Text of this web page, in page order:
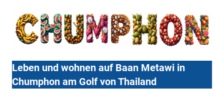
Leben und wohnen auf Baan Metawi in
Chumphon am Golf von Thailand